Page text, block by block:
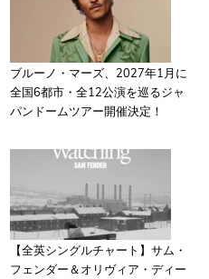
ブルーノ・マーズ、2027年1月に
全国6都市・全12公演を巡るジャ
パンドームツアー開催決定！
【全英シングルチャート】サム・
フェンダー＆オリヴィア・ディー